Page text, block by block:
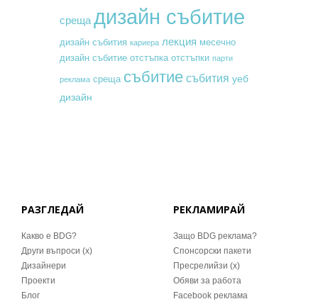
среща дизайн събитие
дизайн събития кариера лекция месечно
дизайн събитие отстъпка отстъпки парти
реклама среща събитие събития уеб
дизайн
РАЗГЛЕДАЙ
Какво е BDG?
Други въпроси (x)
Дизайнери
Проекти
Блог
РЕКЛАМИРАЙ
Защо BDG реклама?
Спонсорски пакети
Пресрелийзи (x)
Обяви за работа
Facebook реклама